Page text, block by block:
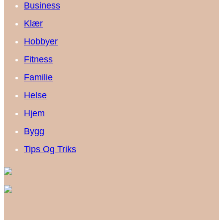
Business
Klær
Hobbyer
Fitness
Familie
Helse
Hjem
Bygg
Tips Og Triks